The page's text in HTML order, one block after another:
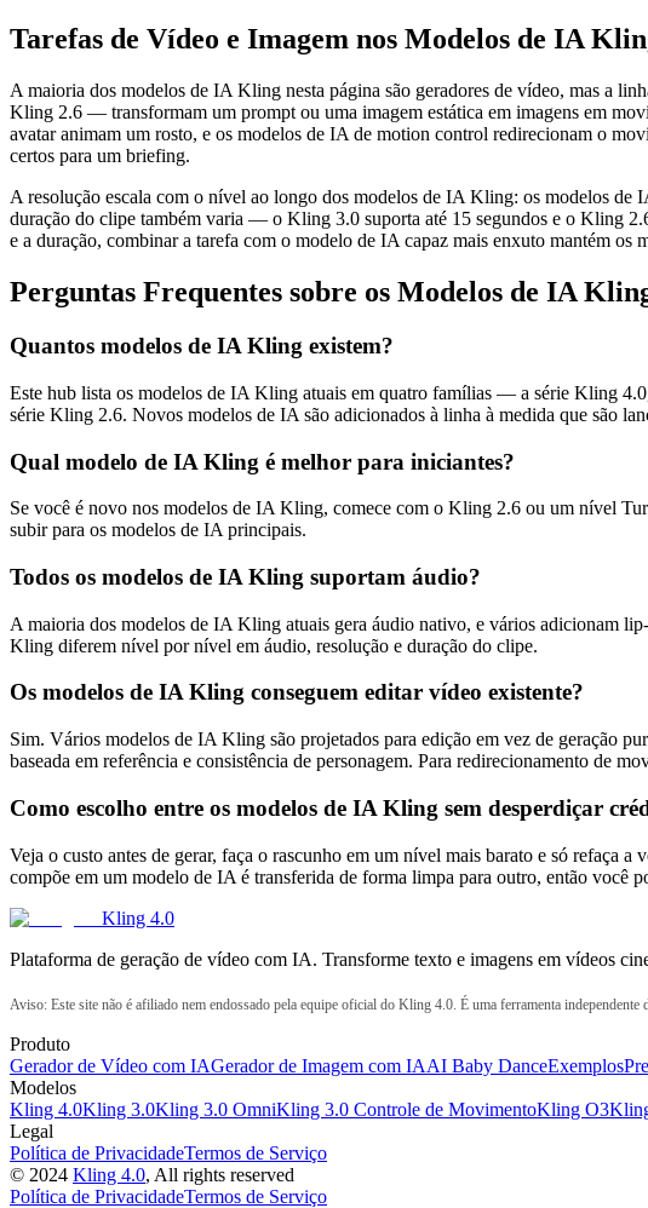
Tarefas de Vídeo e Imagem nos Modelos de IA
A maioria dos modelos de IA Kling nesta página são geradores de vídeo, mas a
Kling 2.6 — transformam um prompt ou uma imagem estática em imagens em
avatar animam um rosto, e os modelos de IA de motion control redirecionam o
certos para um briefing.
A resolução escala com o nível ao longo dos modelos de IA Kling: os modelos
duração do clipe também varia — o Kling 3.0 suporta até 15 segundos e o Kling
e a duração, combinar a tarefa com o modelo de IA capaz mais enxuto mantém
Perguntas Frequentes sobre os Modelos de IA
Quantos modelos de IA Kling existem?
Este hub lista os modelos de IA Kling atuais em quatro famílias — a série Kling
série Kling 2.6. Novos modelos de IA são adicionados à linha à medida que são
Qual modelo de IA Kling é melhor para iniciantes?
Se você é novo nos modelos de IA Kling, comece com o Kling 2.6 ou um nível
subir para os modelos de IA principais.
Todos os modelos de IA Kling suportam áudio?
A maioria dos modelos de IA Kling atuais gera áudio nativo, e vários adicionam
Kling diferem nível por nível em áudio, resolução e duração do clipe.
Os modelos de IA Kling conseguem editar vídeo existente?
Sim. Vários modelos de IA Kling são projetados para edição em vez de geração
baseada em referência e consistência de personagem. Para redirecionamento de
Como escolho entre os modelos de IA Kling sem desperdiçar
Veja o custo antes de gerar, faça o rascunho em um nível mais barato e só
compõe em um modelo de IA é transferida de forma limpa para outro, então você
Kling 4.0
Plataforma de geração de vídeo com IA. Transforme texto e imagens em vídeos
Aviso: Este site não é afiliado nem endossado pela equipe oficial do Kling 4.0. É uma ferramenta
Produto
Gerador de Vídeo com IAGerador de Imagem com IAAI Baby DanceExemplos
Modelos
Kling 4.0Kling 3.0Kling 3.0 OmniKling 3.0 Controle de MovimentoKling O3
Legal
Política de PrivacidadeTermos de Serviço
© 2024 Kling 4.0, All rights reserved
Política de PrivacidadeTermos de Serviço